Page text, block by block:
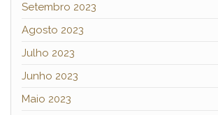
Setembro 2023
Agosto 2023
Julho 2023
Junho 2023
Maio 2023